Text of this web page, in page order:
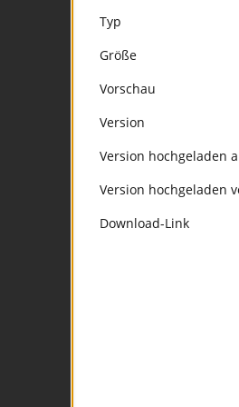
Typ
Größe
Vorschau
Version
Version hochgeladen
Version hochgeladen
Download-Link